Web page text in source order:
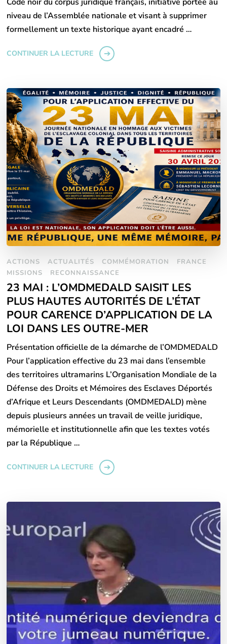
niveau de l’Assemblée nationale et visant à supprimer
formellement un texte historique ayant encadré …
CONTINUER LA LECTURE
ACTIONS ACTUALITÉS COMMÉMORATION
FRANCE
MISSIONS
RECONNAISSANCE
23 MAI : L’OMDMEDALD SAISIT LES
PLUS HAUTES AUTORITÉS DE L’ÉTAT
POUR CARENCE D’APPLICATION DE LA
LOI DANS LES OUTRE-MER
Présentation officielle de la démarche de l’OMDMEDALD
Pour l’application effective du 23 mai dans l’ensemble
des territoires ultramarins L’Organisation Mondiale de la
Défense des Droits et Mémoires des Esclaves Déportés
d’Afrique et Leurs Descendants (OMDMEDALD) mène
depuis plusieurs années un travail de veille juridique,
mémorielle et institutionnelle afin que les textes votés
par la République …
CONTINUER LA LECTURE